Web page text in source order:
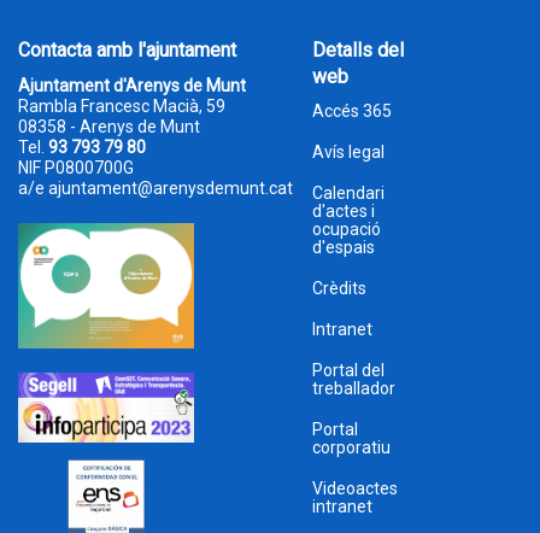
Contacta amb l'ajuntament
Ajuntament d'Arenys de Munt
Rambla Francesc Macià, 59
08358 - Arenys de Munt
Tel. 93 793 79 80
NIF P0800700G
a/e ajuntament@arenysdemunt.cat
Detalls del
web
Accés 365
Avís legal
Calendari
d'actes i
ocupació
d'espais
Crèdits
Intranet
Portal del
treballador
Portal
corporatiu
Videoactes
intranet